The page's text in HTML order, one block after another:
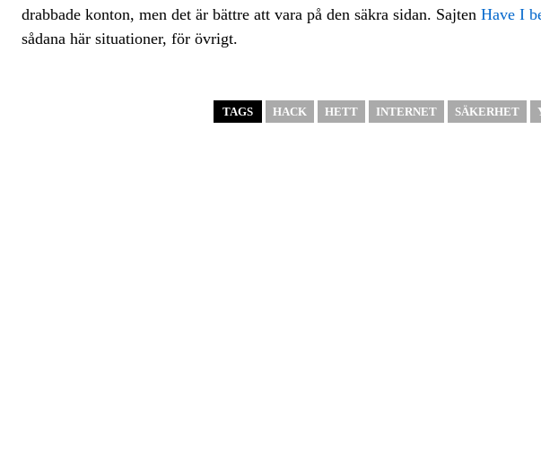
drabbade konton, men det är bättre att vara på den säkra sidan. Sajten Have I
sådana här situationer, för övrigt.
TAGS HACK HETT INTERNET SÄKERHET